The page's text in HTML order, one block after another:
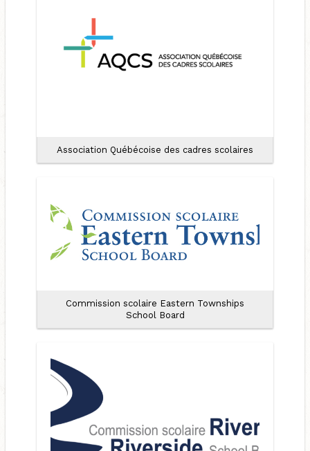
Association Québécoise des cadres scolaires
Commission scolaire Eastern Townships
School Board